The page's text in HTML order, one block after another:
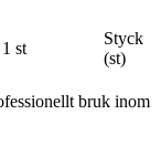
1 st
Styck
(st)